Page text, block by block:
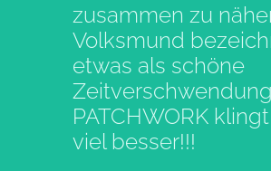
zusammen zu
Volksmund
etwas als schöne
PATCHWORK
viel besser!!!